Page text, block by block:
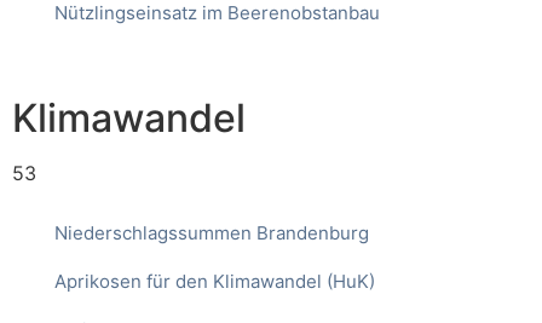
Nützlingseinsatz im Beerenobstanbau
Klimawandel
53
Niederschlagssummen Brandenburg
Aprikosen für den Klimawandel (HuK)